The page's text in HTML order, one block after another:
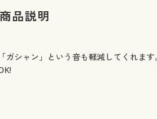
商品説明
ガシャン」という音も軽減してくれます